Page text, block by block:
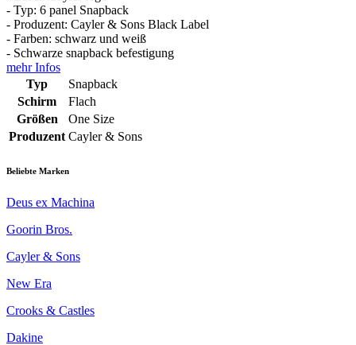
- Typ: 6 panel Snapback
- Produzent: Cayler & Sons Black Label
- Farben: schwarz und weiß
- Schwarze snapback befestigung
mehr Infos
Typ
Snapback
Schirm
Flach
Größen
One Size
Produzent Cayler & Sons
Beliebte Marken
Deus ex Machina
Goorin Bros.
Cayler & Sons
New Era
Crooks & Castles
Dakine